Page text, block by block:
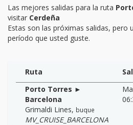
Las mejores salidas para la ruta
visitar Cerdeña
Estas son las próximas salidas, pero
período que usted guste.
Ruta
Porto Torres ►
Barcelona
Grimaldi Lines, buque
MV_CRUISE_BARCELONA